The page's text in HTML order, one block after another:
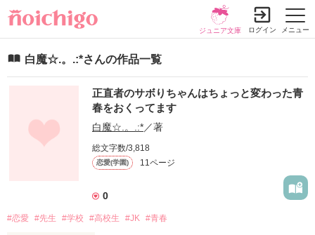
メニュー
ジュニア文庫 ログイン
白魔☆.。.:*さんの作品一覧
正直者のサボりちゃんはちょっと変わった青
春をおくってます
白魔☆.。.:*／著
総文字数/3,818
恋愛(学園) 11ページ
0
#恋愛 #先生 #学校 #高校生 #JK #青春